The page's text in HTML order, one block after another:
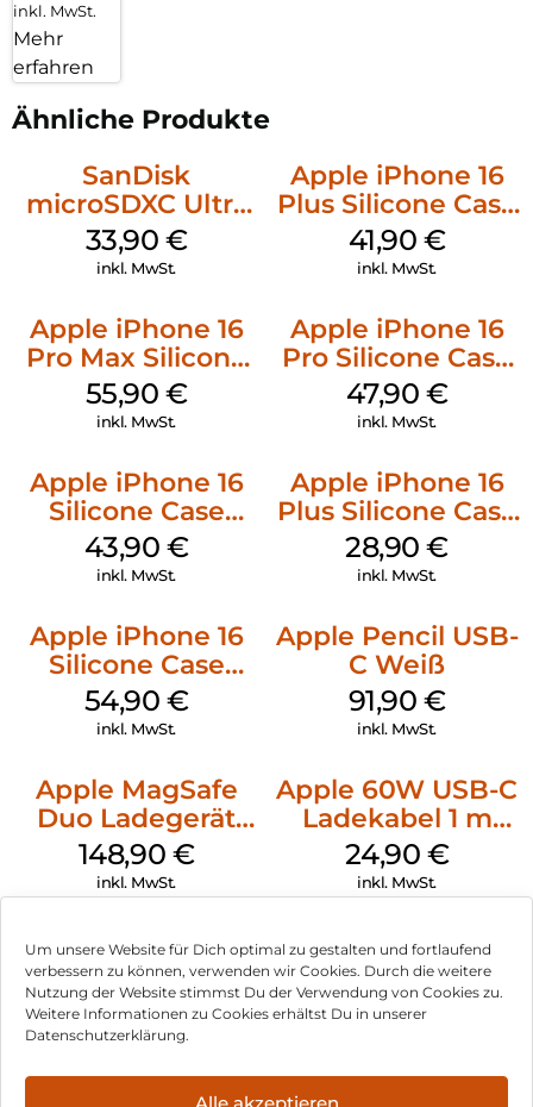
Um unsere Website für Dich optimal zu gestalten und fortlaufend
verbessern zu können, verwenden wir Cookies. Durch die weitere
Nutzung der Website stimmst Du der Verwendung von Cookies zu.
Weitere Informationen zu Cookies erhältst Du in unserer
Datenschutzerklärung.
Alle akzeptieren
inkl. MwSt.
Mehr
erfahren
Ähnliche Produkte
SanDisk
microSDXC Ultra
128 GB + Adapter
Mobile
33,90 €
inkl. MwSt.
Apple iPhone 16
Plus Silicone Case
MagSafe Stone
Gray
41,90 €
inkl. MwSt.
Apple iPhone 16
Pro Max Silicone
Case MagSafe
Stone Gray
55,90 €
inkl. MwSt.
Apple iPhone 16
Pro Silicone Case
MagSafe Denim
47,90 €
inkl. MwSt.
Apple iPhone 16
Silicone Case
MagSafe Plum
43,90 €
inkl. MwSt.
Apple iPhone 16
Plus Silicone Case
MagSafe Black
28,90€
inkl. MwSt.
Apple iPhone 16
Silicone Case
MagSafe Black
54,90 €
inkl. MwSt.
Apple Pencil USB-
C Weiß
91,90 €
inkl. MwSt.
Apple MagSafe
Duo Ladegerät
Weiß
148,90 €
inkl. MwSt.
Apple 60W USB-C
Ladekabel 1 m
Weiß
24,90 €
inkl. MwSt.
Impressum